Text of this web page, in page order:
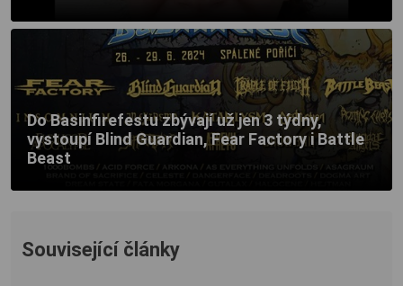
Do Basinfirefestu zbývají už jen 3 týdny,
vystoupí Blind Guardian, Fear Factory i Battle
Beast
Související články